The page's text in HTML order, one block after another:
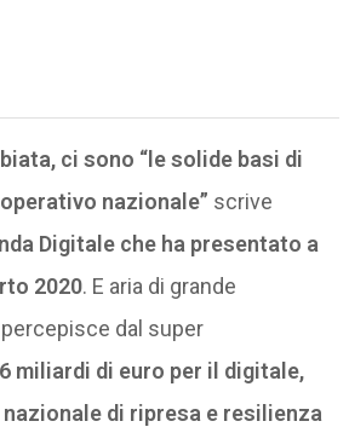
ci sono “le solide basi di
nazionale” scrive
Digitale che ha presentato a
2020. E aria di grande
dal super
miliardi di euro per il digitale,
di ripresa e resilienza